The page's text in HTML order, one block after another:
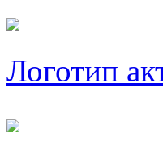
Логотип